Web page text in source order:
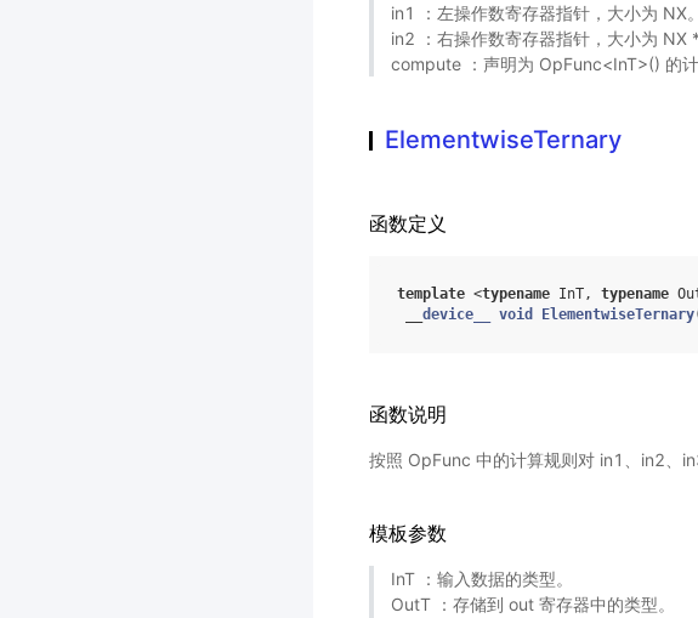
in1 ：左操作数寄存器指针，大小为 NX。
in2 ：右操作数寄存器指针，大小为 NX *
compute ：声明为 OpFunc<InT>() 的计
ElementwiseTernary
函数定义
template <typename InT, typename
device__ void ElementwiseTernary
函数说明
按照 OpFunc 中的计算规则对 in1、in2、
模板参数
InT ：输入数据的类型。
OutT ：存储到 out 寄存器中的类型。